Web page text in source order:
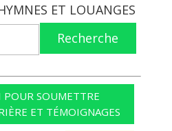
ET LOUANGES
Recherche
POUR SOUMETTRE
ET TÉMOIGNAGES